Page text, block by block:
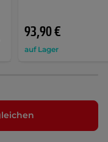
93,90 €
auf Lager